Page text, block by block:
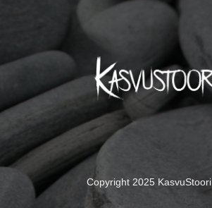
Copyright 2025